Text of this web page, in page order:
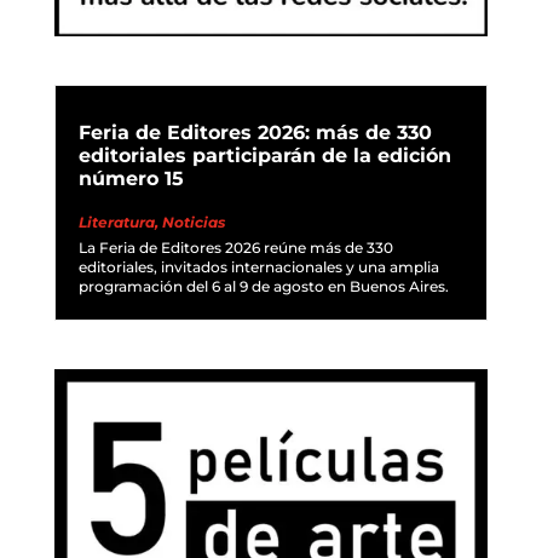
Feria de Editores 2026: más de 330
editoriales participarán de la edición
número 15
Literatura, Noticias
La Feria de Editores 2026 reúne más de 330
editoriales, invitados internacionales y una amplia
programación del 6 al 9 de agosto en Buenos Aires.